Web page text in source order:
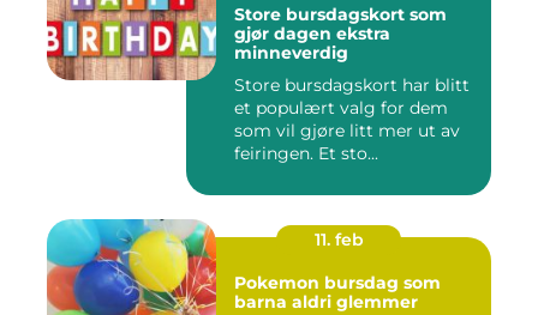
Store bursdagskort som
gjør dagen ekstra
minneverdig
Store bursdagskort har blitt
et populært valg for dem
som vil gjøre litt mer ut av
feiringen. Et sto...
11. feb
Pokemon bursdag som
barna aldri glemmer